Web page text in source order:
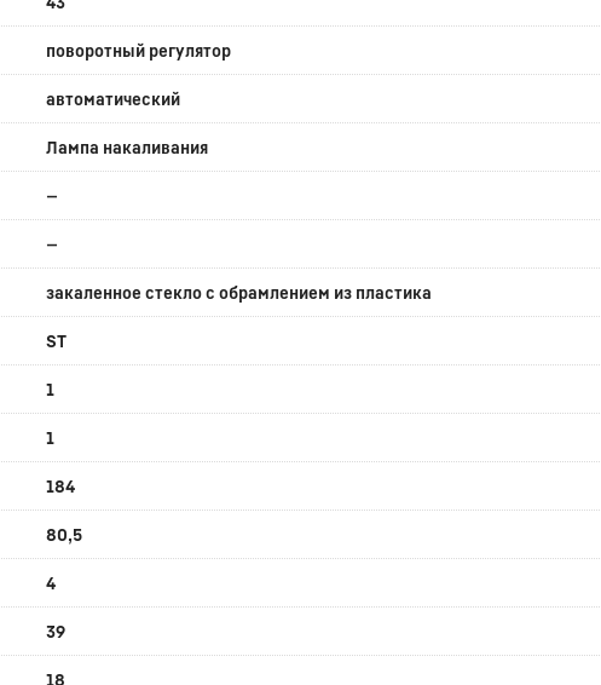
поворотный регулятор
автоматический
Лампа накаливания
—
—
закаленное стекло с обрамлением из пластика
ST
1
1
184
80,5
4
39
18